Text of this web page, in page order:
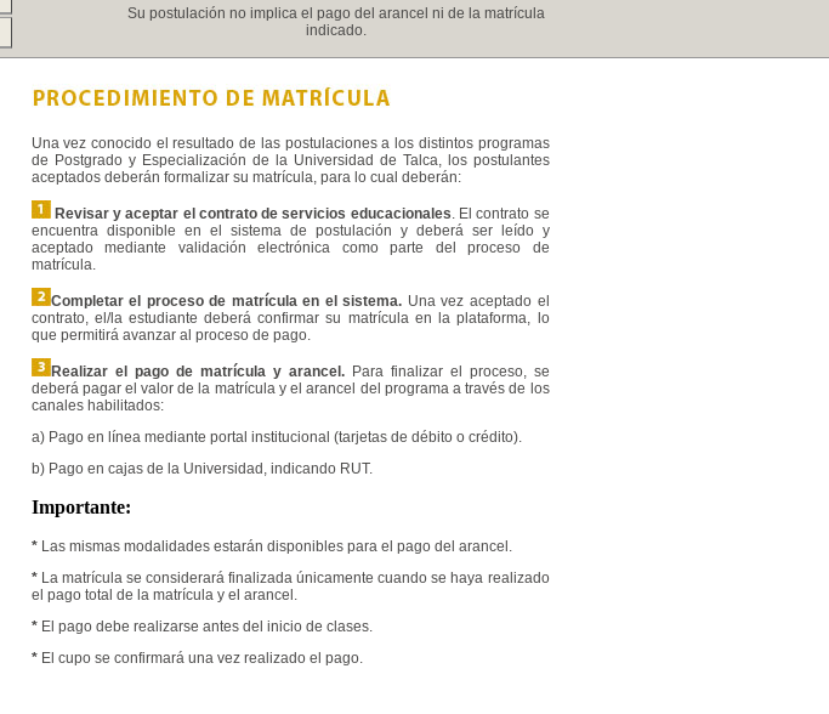
Su postulación no implica el pago del arancel ni de la matrícula
indicado.
Una vez conocido el resultado de las postulaciones a los distintos programas
de Postgrado y Especialización de la Universidad de Talca, los postulantes
aceptados deberán formalizar su matrícula, para lo cual deberán:
Revisar y aceptar el contrato de servicios educacionales. El contrato se
encuentra disponible en el sistema de postulación y deberá ser leído y
aceptado mediante validación electrónica como parte del proceso de
matrícula.
Completar el proceso de matrícula en el sistema. Una vez aceptado el
contrato, el/la estudiante deberá confirmar su matrícula en la plataforma, lo
que permitirá avanzar al proceso de pago.
Realizar el pago de matrícula y arancel.Para finalizar el proceso, se
deberá pagar el valor de la matrícula y el arancel del programa a través de los
canales habilitados:
a) Pago en línea mediante portal institucional (tarjetas de débito o crédito).
b) Pago en cajas de la Universidad, indicando RUT.
Importante:
* Las mismas modalidades estarán disponibles para el pago del arancel.
* La matrícula se considerará finalizada únicamente cuando se haya realizado
el pago total de la matrícula y el arancel.
* El pago debe realizarse antes del inicio de clases.
* El cupo se confirmará una vez realizado el pago.